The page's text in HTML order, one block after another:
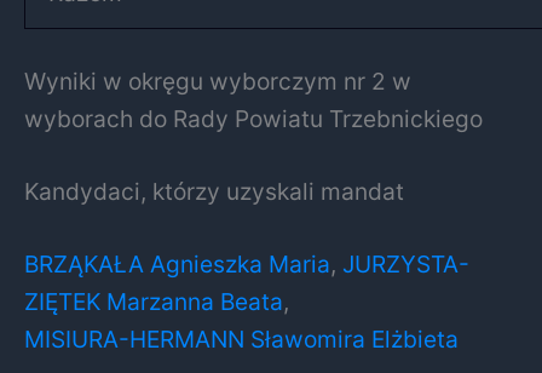
Wyniki w okręgu wyborczym nr 2 w
wyborach do Rady Powiatu Trzebnickiego
Kandydaci, którzy uzyskali mandat
BRZĄKAŁA Agnieszka Maria, JURZYSTA-
ZIĘTEK Marzanna Beata,
MISIURA-HERMANN Sławomira Elżbieta